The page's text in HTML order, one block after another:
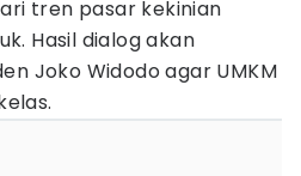
tren pasar kekinian
Hasil dialog akan
Joko Widodo agar UMKM